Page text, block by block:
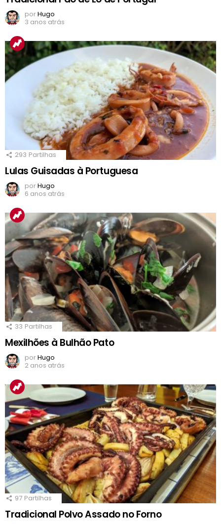
porHugo
3 anos atrás
293 Partilhas
Lulas Guisadas à Portuguesa
porHugo
6 anos atrás
33 Partilhas
Mexilhões à Bulhão Pato
porHugo
2 anos atrás
97 Partilhas
Tradicional Polvo Assado no Forno